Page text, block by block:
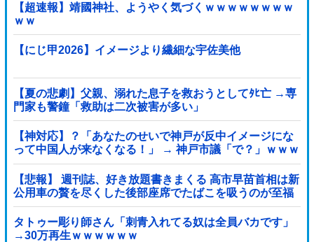
【超速報】靖國神社、ようやく気づくｗｗｗｗｗｗｗｗ
ｗｗ
【にじ甲2026】イメージより繊細な宇佐美他
【夏の悲劇】父親、溺れた息子を救おうとしてﾀﾋ亡 →専
門家も警鐘「救助は二次被害が多い」
【神対応】？「あなたのせいで神戸が反中イメージにな
って中国人が来なくなる！」 → 神戸市議「で？」ｗｗｗ
ｗｗｗｗｗｗｗｗｗｗｗｗ
【悲報】 週刊誌、好き放題書きまくる 高市早苗首相は新
公用車の贅を尽くした後部座席でたばこを吸うのが至福
の時間「どんどん延びる乗車時間」
タトゥー彫り師さん「刺青入れてる奴は全員バカです」
→30万再生ｗｗｗｗｗｗ